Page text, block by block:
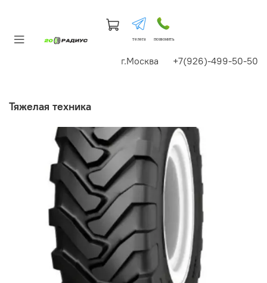
телега позвонить
г.Москва +7(926)-499-50-50
тяжелая техника